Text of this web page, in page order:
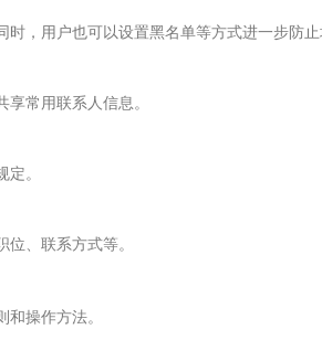
，用户也可以设置黑名单等方式进一步防止
常用联系人信息。​
定。​
、联系方式等。
操作方法。